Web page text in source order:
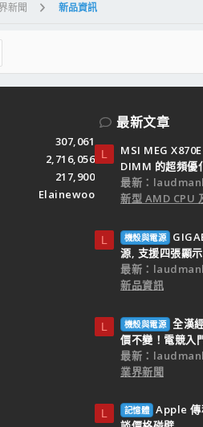
新聞 新品資訊
307,061
2,716,056
217,900
Elainewoo
最新文章
L
MSI MEG
DIMM 的超頻優
最新：
新型 AMD CPU
L 機殼與電源
源, 支援四張顯
最新：
新品資訊
L 機殼與電源 全漢
價不變！電競入
最新：
業界新聞
L 記憶體 Apple 傳